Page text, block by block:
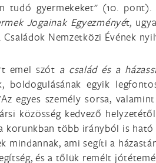
tudó gyermekeket" (10.
Jogainak Egyezményét,
Családok Nemzetközi Évének
emel szót a család és a
boldogulásának egyik
egyes személy sorsa,
közösség kedvező
korunkban több irányból is ható
mindannak, ami segíti a
és a tőlük remélt